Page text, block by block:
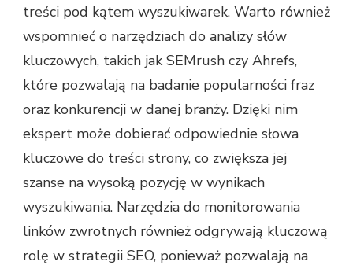
treści pod kątem wyszukiwarek. Warto również
wspomnieć o narzędziach do analizy słów
kluczowych, takich jak SEMrush czy Ahrefs,
które pozwalają na badanie popularności fraz
oraz konkurencji w danej branży. Dzięki nim
ekspert może dobierać odpowiednie słowa
kluczowe do treści strony, co zwiększa jej
szanse na wysoką pozycję w wynikach
wyszukiwania. Narzędzia do monitorowania
linków zwrotnych również odgrywają kluczową
rolę w strategii SEO, ponieważ pozwalają na